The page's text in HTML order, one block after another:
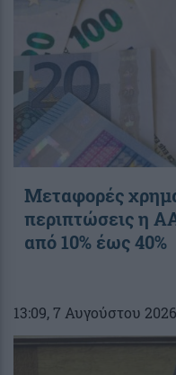
Μεταφορές
περιπτώσεις η
από 10% έως 40%
13:09, 7 Αυγούστου 2026